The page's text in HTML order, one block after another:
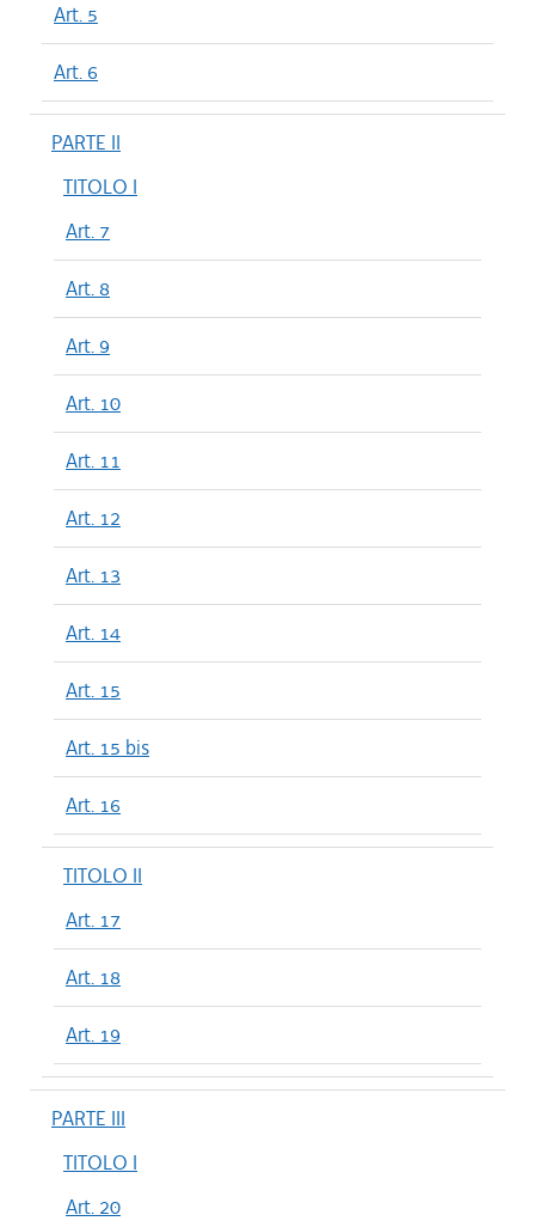
Art. 5
Art. 6
PARTE II
TITOLO I
Art. 7
Art. 8
Art. 9
Art. 10
Art. 11
Art. 12
Art. 13
Art. 14
Art. 15
Art. 15 bis
Art. 16
TITOLO II
Art. 17
Art. 18
Art. 19
PARTE III
TITOLO I
Art. 20